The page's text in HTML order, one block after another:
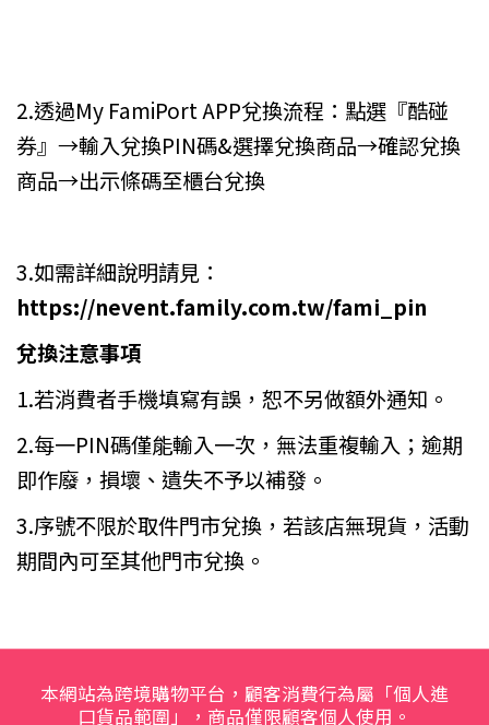
2.透過My FamiPort APP兌換流程：點選『酷碰
券』→輸入兌換PIN碼&選擇兌換商品→確認兌換
商品→出示條碼至櫃台兌換
3.如需詳細說明請見：
https://nevent.family.com.tw/fami_pin
兌換注意事項
1.若消費者手機填寫有誤，恕不另做額外通知。
2.每一PIN碼僅能輸入一次，無法重複輸入；逾期
即作廢，損壞、遺失不予以補發。
3.序號不限於取件門市兌換，若該店無現貨，活動
期間內可至其他門市兌換。
本網站為跨境購物平台，顧客消費行為屬「個人進
口貨品範圍」，商品僅限顧客個人使用。